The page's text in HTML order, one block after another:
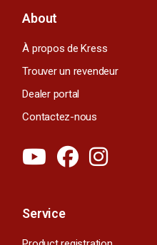
About
À propos de Kress
Trouver un revendeur
Dealer portal
Contactez-nous
Service